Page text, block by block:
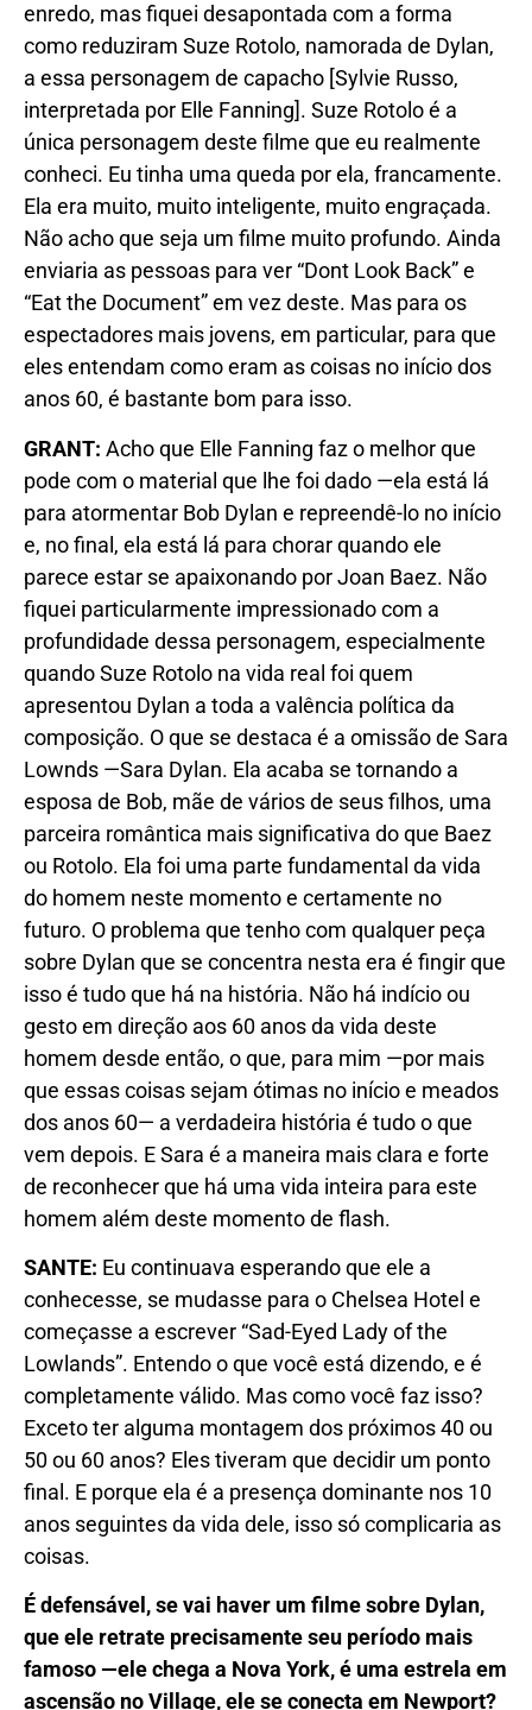
enredo, mas fiquei desapontada com a forma
como reduziram Suze Rotolo, namorada de Dylan,
a essa personagem de capacho [Sylvie Russo,
interpretada por Elle Fanning]. Suze Rotolo é a
única personagem deste filme que eu realmente
conheci. Eu tinha uma queda por ela, francamente.
Ela era muito, muito inteligente, muito engraçada.
Não acho que seja um filme muito profundo. Ainda
enviaria as pessoas para ver “Dont Look Back” e
“Eat the Document” em vez deste. Mas para os
espectadores mais jovens, em particular, para que
eles entendam como eram as coisas no início dos
anos 60, é bastante bom para isso.
GRANT: Acho que Elle Fanning faz o melhor que
pode com o material que lhe foi dado —ela está lá
para atormentar Bob Dylan e repreendê-lo no início
e, no final, ela está lá para chorar quando ele
parece estar se apaixonando por Joan Baez. Não
fiquei particularmente impressionado com a
profundidade dessa personagem, especialmente
quando Suze Rotolo na vida real foi quem
apresentou Dylan a toda a valência política da
composição. O que se destaca é a omissão de Sara
Lownds —Sara Dylan. Ela acaba se tornando a
esposa de Bob, mãe de vários de seus filhos, uma
parceira romântica mais significativa do que Baez
ou Rotolo. Ela foi uma parte fundamental da vida
do homem neste momento e certamente no
futuro. O problema que tenho com qualquer peça
sobre Dylan que se concentra nesta era é fingir que
isso é tudo que há na história. Não há indício ou
gesto em direção aos 60 anos da vida deste
homem desde então, o que, para mim —por mais
que essas coisas sejam ótimas no início e meados
dos anos 60— a verdadeira história é tudo o que
vem depois. E Sara é a maneira mais clara e forte
de reconhecer que há uma vida inteira para este
homem além deste momento de flash.
SANTE: Eu continuava esperando que ele a
conhecesse, se mudasse para o Chelsea Hotel e
começasse a escrever “Sad-Eyed Lady of the
Lowlands”. Entendo o que você está dizendo, e é
completamente válido. Mas como você faz isso?
Exceto ter alguma montagem dos próximos 40 ou
50 ou 60 anos? Eles tiveram que decidir um ponto
final. E porque ela é a presença dominante nos 10
anos seguintes da vida dele, isso só complicaria as
coisas.
É defensável, se vai haver um filme sobre Dylan,
que ele retrate precisamente seu período mais
famoso —ele chega a Nova York, é uma estrela em
ascensão no Village, ele se conecta em Newport?